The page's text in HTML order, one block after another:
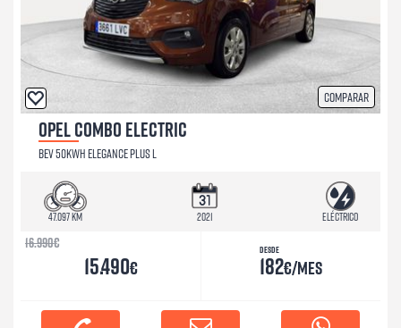
Comparar
OPEL COMBO ELECTRIC
BEV 50KWH ELEGANCE PLUS L
47.097 km 2021 Eléctrico
16.990€
15.490€
Desde
182€/mes